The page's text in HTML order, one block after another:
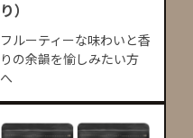
り）
フルーティーな味わいと香
りの余韻を愉しみたい方
へ